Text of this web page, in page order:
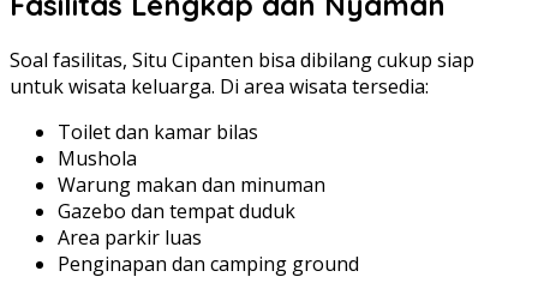
Soal fasilitas, Situ Cipanten bisa dibilang cukup siap
untuk wisata keluarga. Di area wisata tersedia:
Toilet dan kamar bilas
Mushola
Warung makan dan minuman
Gazebo dan tempat duduk
Area parkir luas
Penginapan dan camping ground